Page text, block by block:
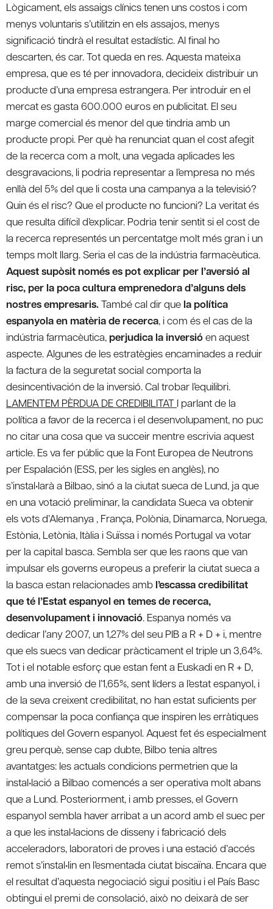
Lògicament, els assaigs clínics tenen uns costos i com
menys voluntaris s’utilitzin en els assajos, menys
significació tindrà el resultat estadístic. Al final ho
descarten, és car. Tot queda en res. Aquesta mateixa
empresa, que es té per innovadora, decideix distribuir un
producte d’una empresa estrangera. Per introduir en el
mercat es gasta 600.000 euros en publicitat. El seu
marge comercial és menor del que tindria amb un
producte propi. Per què ha renunciat quan el cost afegit
de la recerca com a molt, una vegada aplicades les
desgravacions, li podria representar a l’empresa no més
enllà del 5% del que li costa una campanya a la televisió?
Quin és el risc? Que el producte no funcioni? La veritat és
que resulta difícil d’explicar. Podria tenir sentit si el cost de
la recerca representés un percentatge molt més gran i un
temps molt llarg. Seria el cas de la indústria farmacèutica.
Aquest supòsit només es pot explicar per l’aversió al
risc, per la poca cultura emprenedora d’alguns dels
nostres empresaris.També cal dir que la política
espanyola en matèria de recerca, i com és el cas de la
indústria farmacèutica, perjudica la inversióen aquest
aspecte. Algunes de les estratègies encaminades a reduir
la factura de la seguretat social comporta la
desincentivación de la inversió. Cal trobar l’equilibri.
LAMENTEM PÈRDUA DE CREDIBILITAT I parlant de la
política a favor de la recerca i el desenvolupament, no puc
no citar una cosa que va succeir mentre escrivia aquest
article. Es va fer públic que la Font Europea de Neutrons
per Espalación (ESS, per les sigles en anglès), no
s’instal•larà a Bilbao, sinó a la ciutat sueca de Lund, ja que
en una votació preliminar, la candidata Sueca va obtenir
els vots d’Alemanya , França, Polònia, Dinamarca, Noruega,
Estònia, Letònia, Itàlia i Suïssa i només Portugal va votar
per la capital basca. Sembla ser que les raons que van
impulsar els governs europeus a preferir la ciutat sueca a
la basca estan relacionades amb l’escassa credibilitat
que té l’Estat espanyol en temes de recerca,
desenvolupament i innovació. Espanya només va
dedicar l’any 2007, un 1,27% del seu PIB a R + D + i, mentre
que els suecs van dedicar pràcticament el triple un 3,64%.
Tot i el notable esforç que estan fent a Euskadi en R + D,
amb una inversió de l’1,65%, sent líders a l’estat espanyol, i
de la seva creixent credibilitat, no han estat suficients per
compensar la poca confiança que inspiren les erràtiques
polítiques del Govern espanyol. Aquest fet és especialment
greu perquè, sense cap dubte, Bilbo tenia altres
avantatges: les actuals condicions permetrien que la
instal•lació a Bilbao comencés a ser operativa molt abans
que a Lund. Posteriorment, i amb presses, el Govern
espanyol sembla haver arribat a un acord amb el suec per
a que les instal•lacions de disseny i fabricació dels
acceleradors, laboratori de proves i una estació d’accés
remot s’instal•lin en l’esmentada ciutat biscaïna. Encara que
el resultat d’aquesta negociació sigui positiu i el País Basc
obtingui el premi de consolació, això no deixarà de ser